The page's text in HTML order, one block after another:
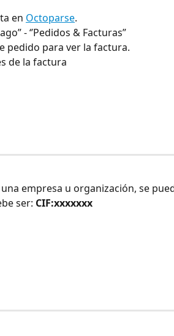
en Octoparse.
- ‘’Pedidos & Facturas”
pedido para ver la factura.
de la factura
empresa u organización, se
ser: CIF:xxxxxxx